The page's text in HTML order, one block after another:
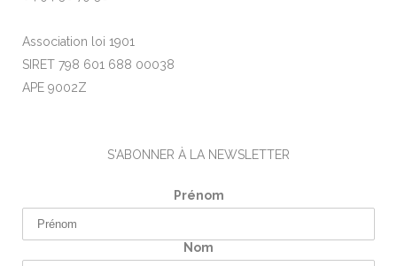
Association loi 1901
SIRET 798 601 688 00038
APE 9002Z
S'ABONNER À LA NEWSLETTER
Prénom
Nom